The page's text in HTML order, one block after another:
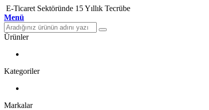
E-Ticaret Sektöründe 15 Yıllık Tecrübe
Menü
Ürünler
Kategoriler
Markalar